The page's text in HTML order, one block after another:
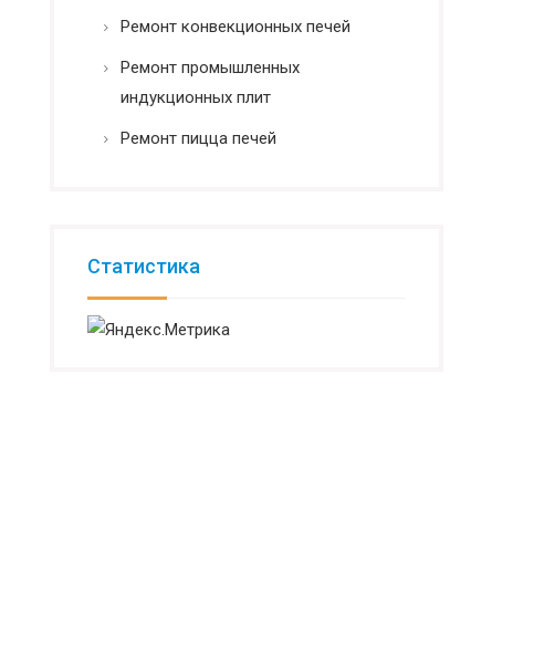
Ремонт конвекционных печей
Ремонт промышленных
индукционных плит
Ремонт пицца печей
Статистика